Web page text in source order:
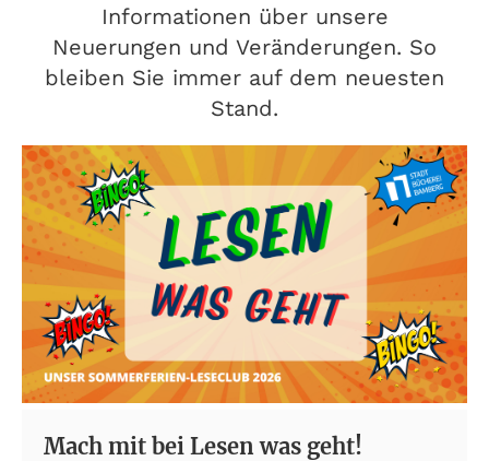
Informationen über unsere
Neuerungen und Veränderungen. So
bleiben Sie immer auf dem neuesten
Stand.
Mach mit bei Lesen was geht!